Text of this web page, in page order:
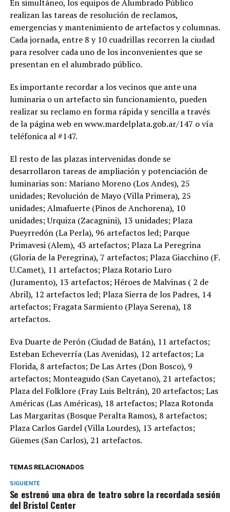
En simultáneo, los equipos de Alumbrado Público
realizan las tareas de resolución de reclamos,
emergencias y mantenimiento de artefactos y columnas.
Cada jornada, entre 8 y 10 cuadrillas recorren la ciudad
para resolver cada uno de los inconvenientes que se
presentan en el alumbrado público.
Es importante recordar a los vecinos que ante una
luminaria o un artefacto sin funcionamiento, pueden
realizar su reclamo en forma rápida y sencilla a través
de la página web en www.mardelplata.gob.ar/147 o vía
teléfonica al #147.
El resto de las plazas intervenidas donde se
desarrollaron tareas de ampliación y potenciación de
luminarias son: Mariano Moreno (Los Andes), 25
unidades; Revolución de Mayo (Villa Primera), 25
unidades; Almafuerte (Pinos de Anchorena), 10
unidades; Urquiza (Zacagnini), 13 unidades; Plaza
Pueyrredón (La Perla), 96 artefactos led; Parque
Primavesi (Alem), 43 artefactos; Plaza La Peregrina
(Gloria de la Peregrina), 7 artefactos; Plaza Giacchino (F.
U.Camet), 11 artefactos; Plaza Rotario Luro
(Juramento), 13 artefactos; Héroes de Malvinas ( 2 de
Abril), 12 artefactos led; Plaza Sierra de los Padres, 14
artefactos; Fragata Sarmiento (Playa Serena), 18
artefactos.
Eva Duarte de Perón (Ciudad de Batán), 11 artefactos;
Esteban Echeverría (Las Avenidas), 12 artefactos; La
Florida, 8 artefactos; De Las Artes (Don Bosco), 9
artefactos; Monteagudo (San Cayetano), 21 artefactos;
Plaza del Folklore (Fray Luis Beltrán), 20 artefactos; Las
Américas (Las Américas), 18 artefactos; Plaza Rotonda
Las Margaritas (Bosque Peralta Ramos), 8 artefactos;
Plaza Carlos Gardel (Villa Lourdes), 13 artefactos;
Güemes (San Carlos), 21 artefactos.
TEMAS RELACIONADOS
SIGUIENTE
Se estrenó una obra de teatro sobre la recordada sesión
del Bristol Center